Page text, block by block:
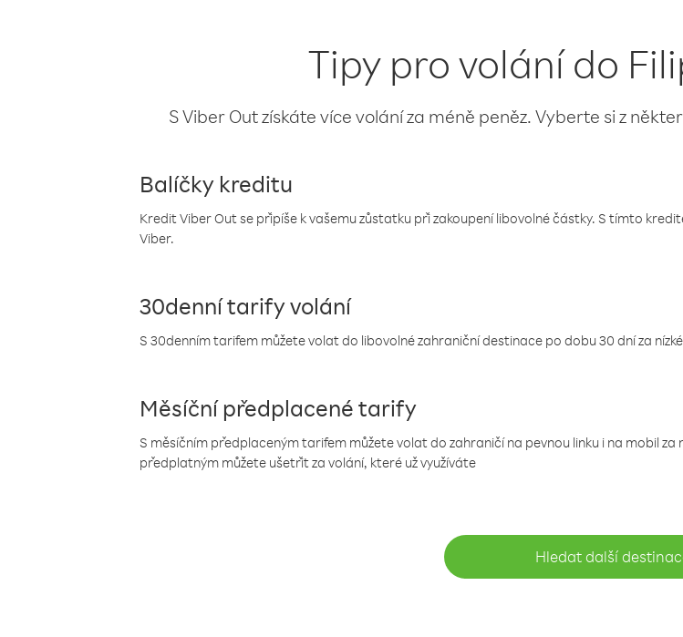
Tipy pro volání do
S Viber Out získáte více volání za méně peněz. Vyberte si z
Balíčky kreditu
Kredit Viber Out se připíše k vašemu zůstatku při zakoupení libovolné částky. S tímto
Viber.
30denní tarify volání
S 30denním tarifem můžete volat do libovolné zahraniční destinace po dobu 30 dní za
Měsíční předplacené tarify
S měsíčním předplaceným tarifem můžete volat do zahraničí na pevnou linku i na mobil za
předplatným můžete ušetřit za volání, které už využíváte
Hledat další